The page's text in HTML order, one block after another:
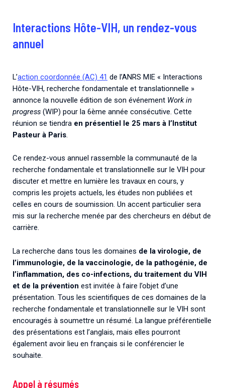
Collaboration avec les acteurs communautaires
inactives.
Interactions Hôte-VIH, un rendez-vous
annuel
L’action coordonnée (AC) 41 de l’ANRS MIE « Interactions
Hôte-VIH, recherche fondamentale et translationnelle »
annonce la nouvelle édition de son événement Work in
progress (WIP) pour la 6ème année consécutive. Cette
réunion se tiendra en présentiel le 25 mars à l’Institut
Pasteur à Paris
Ce rendez-vous annuel rassemble la communauté de la
recherche fondamentale et translationnelle sur le VIH pour
discuter et mettre en lumière les travaux en cours, y
compris les projets actuels, les études non publiées et
celles en cours de soumission. Un accent particulier sera
mis sur la recherche menée par des chercheurs en début de
carrière.
La recherche dans tous les domaines de la virologie, de
l’immunologie, de la vaccinologie, de la pathogénie, de
l’inflammation, des co-infections, du traitement du VIH
et de la prévention est invitée à faire l’objet d’une
présentation. Tous les scientifiques de ces domaines de la
recherche fondamentale et translationnelle sur le VIH sont
encouragés à soumettre un résumé. La langue préférentielle
des présentations est l’anglais, mais elles pourront
également avoir lieu en français si le conférencier le
souhaite.
Appel à résumés